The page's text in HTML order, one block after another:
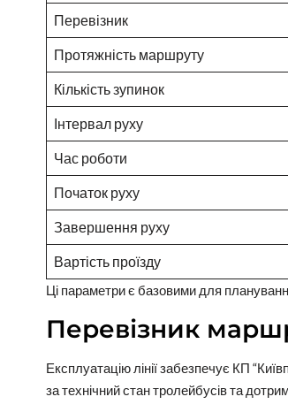
Перевізник
Протяжність маршруту
Кількість зупинок
Інтервал руху
Час роботи
Початок руху
Завершення руху
Вартість проїзду
Ці параметри є базовими для
Перевізник
Експлуатацію лінії забезпечує КП
за технічний стан тролейбусів та